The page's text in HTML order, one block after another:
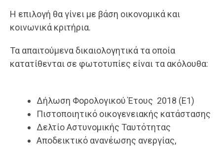
Η επιλογή θα γίνει με βάση οικονομικά και
κοινωνικά κριτήρια.
Τα απαιτούμενα δικαιολογητικά τα οποία
κατατίθενται σε φωτοτυπίες είναι τα ακόλουθα:
Δήλωση Φορολογικού Έτους 2018 (Ε1)
Πιστοποιητικό οικογενειακής κατάστασης
Δελτίο Αστυνομικής Ταυτότητας
Αποδεικτικό ανανέωσης ανεργίας,